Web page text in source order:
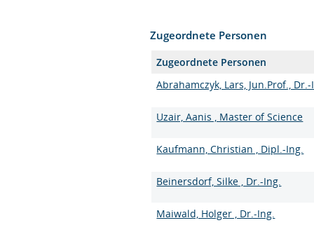
Zugeordnete Personen
Zugeordnete Personen
Abrahamczyk, Lars, Jun.Prof.,
Uzair, Aanis , Master of Science
Kaufmann, Christian , Dipl.-Ing.
Beinersdorf, Silke , Dr.-Ing.
Maiwald, Holger , Dr.-Ing.